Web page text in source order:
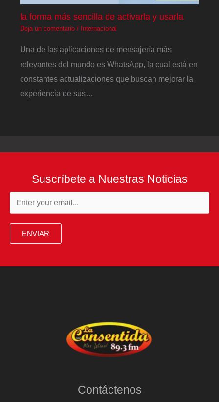
la forma más sencilla de activarla y usarla
Deja un comentario / Internacional
Una de las aplicaciones de mensajería más
relevantes del mundo es WhatsApp, la cual está en
constantes actualizaciones que buscan mejorar la
experiencia de sus…
Suscríbete a Nuestras Noticias
ENVIAR
Contáctenos